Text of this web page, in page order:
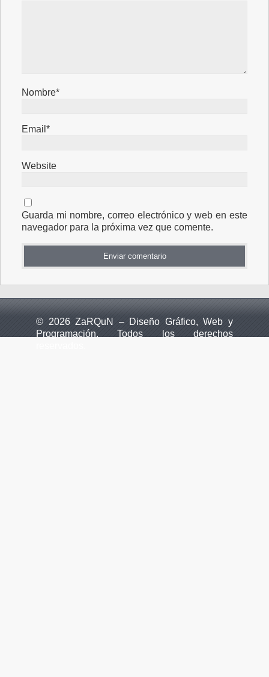
Nombre*
Email*
Website
Guarda mi nombre, correo electrónico y web en este
navegador para la próxima vez que comente.
© 2026 ZaRQuN – Diseño Gráfico, Web y
Programación. Todos los derechos